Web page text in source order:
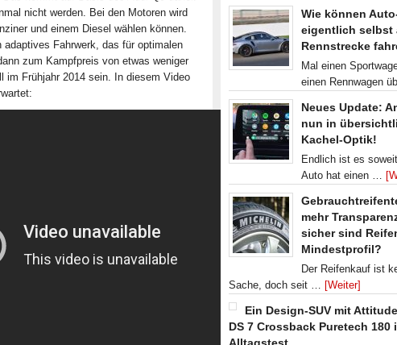
nicht werden. Bei den Motoren wird
und einem Diesel wählen können.
Fahrwerk, das für optimalen
zum Kampfpreis von etwas weniger
im Frühjahr 2014 sein. In diesem Video
Wie können
eigentlich selbst
Rennstrecke
Mal einen
einen Rennwagen
Neues Update:
nun in
Kachel-Optik!
Endlich ist es
Auto hat einen …
mehr
sicher sind
Mindestprofil?
Der Reifenkauf ist
Sache, doch seit … [Weiter]
Ein Design-SUV mit
DS 7 Crossback Puretech 180